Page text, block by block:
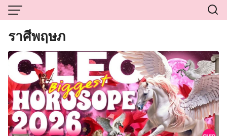
Skip
to
content
ราศีพฤษภ